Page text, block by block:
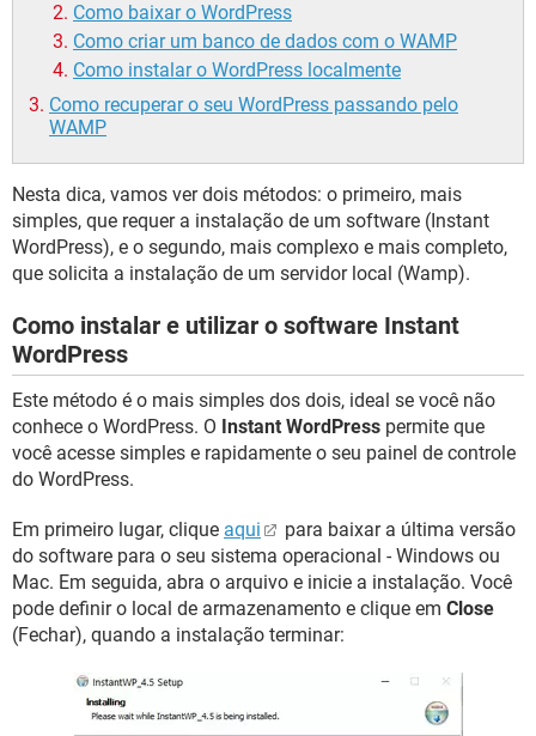
Como baixar o WordPress
Como criar um banco de dados com o WAMP
Como instalar o WordPress localmente
Como recuperar o seu WordPress passando pelo
WAMP
Nesta dica, vamos ver dois métodos: o primeiro, mais
simples, que requer a instalação de um software (Instant
WordPress), e o segundo, mais complexo e mais completo,
que solicita a instalação de um servidor local (Wamp).
Como instalar e utilizar o software Instant
WordPress
Este método é o mais simples dos dois, ideal se você não
conhece o WordPress. O Instant WordPress permite que
você acesse simples e rapidamente o seu painel de controle
do WordPress.
Em primeiro lugar, clique aqui
para baixar a última versão
do software para o seu sistema operacional - Windows ou
Mac. Em seguida, abra o arquivo e inicie a instalação. Você
pode definir o local de armazenamento e clique em Close
(Fechar), quando a instalação terminar: